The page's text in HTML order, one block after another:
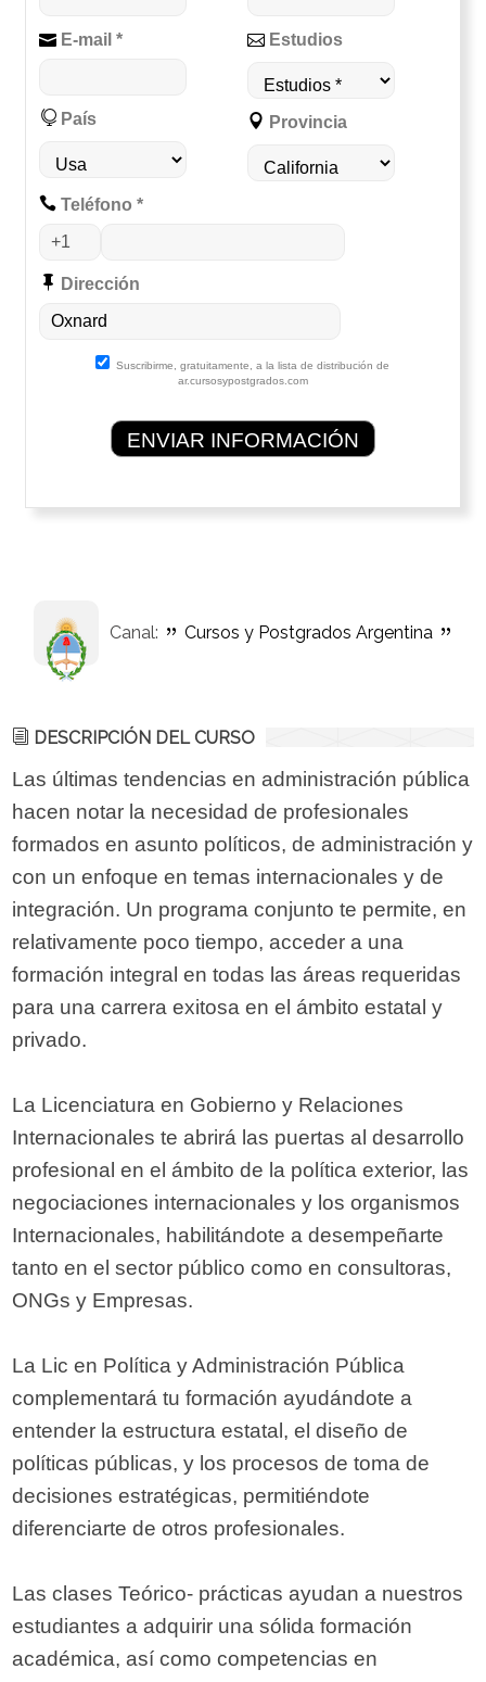
E-mail * Estudios
País Provincia
Teléfono *
Dirección
Suscribirme, gratuitamente, a la lista de distribución de
ar.cursosypostgrados.com
Canal: Cursos y Postgrados Argentina
DESCRIPCIÓN DEL CURSO
Las últimas tendencias en administración pública
hacen notar la necesidad de profesionales
formados en asunto políticos, de administración y
con un enfoque en temas internacionales y de
integración. Un programa conjunto te permite, en
relativamente poco tiempo, acceder a una
formación integral en todas las áreas requeridas
para una carrera exitosa en el ámbito estatal y
privado.
La Licenciatura en Gobierno y Relaciones
Internacionales te abrirá las puertas al desarrollo
profesional en el ámbito de la política exterior, las
negociaciones internacionales y los organismos
Internacionales, habilitándote a desempeñarte
tanto en el sector público como en consultoras,
ONGs y Empresas.
La Lic en Política y Administración Pública
complementará tu formación ayudándote a
entender la estructura estatal, el diseño de
políticas públicas, y los procesos de toma de
decisiones estratégicas, permitiéndote
diferenciarte de otros profesionales.
Las clases Teórico- prácticas ayudan a nuestros
estudiantes a adquirir una sólida formación
académica, así como competencias en